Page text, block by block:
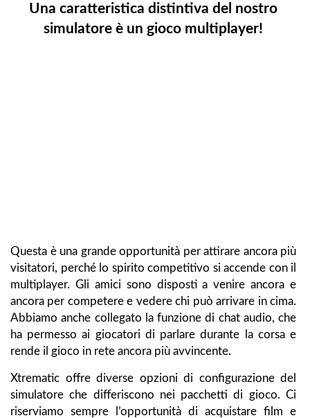
Una caratteristica distintiva del nostro
simulatore è un gioco multiplayer!
Questa è una grande opportunità per attirare ancora più
visitatori, perché lo spirito competitivo si accende con il
multiplayer. Gli amici sono disposti a venire ancora e
ancora per competere e vedere chi può arrivare in cima.
Abbiamo anche collegato la funzione di chat audio, che
ha permesso ai giocatori di parlare durante la corsa e
rende il gioco in rete ancora più avvincente.
Xtrematic offre diverse opzioni di configurazione del
simulatore che differiscono nei pacchetti di gioco. Ci
riserviamo sempre l’opportunità di acquistare film e